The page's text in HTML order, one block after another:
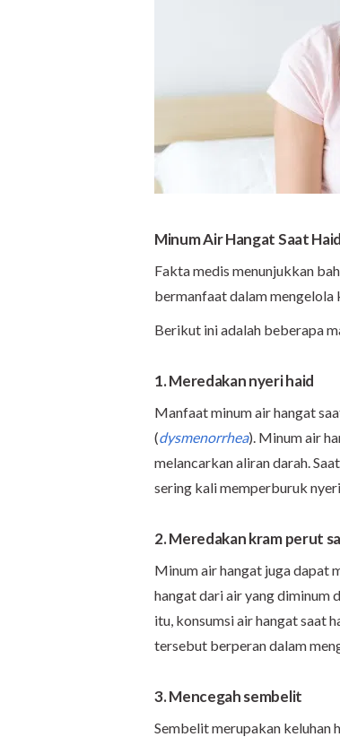
Minum Air Hangat Saat
Fakta medis menunjukkan
bermanfaat dalam mengelola
Berikut ini adalah beberapa
1. Meredakan nyeri haid
Manfaat minum air hangat
(dysmenorrhea). Minum air
melancarkan aliran darah.
sering kali memperburuk
2. Meredakan kram perut
Minum air hangat juga dapat
hangat dari air yang diminum
itu, konsumsi air hangat saat
tersebut berperan dalam
3. Mencegah sembelit
Sembelit merupakan keluhan